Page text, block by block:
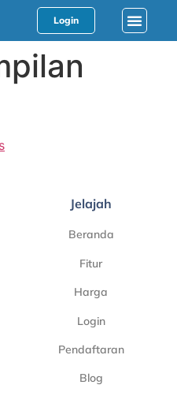
Login
Jelajah
Beranda
Fitur
Harga
Login
Pendaftaran
Blog